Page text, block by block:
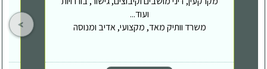
ועוד...
משרד וותיק מאד, מקצועי, אדיב ומנוסה